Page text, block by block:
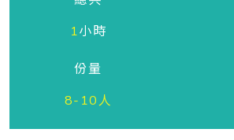
1小時
份量
8-10人